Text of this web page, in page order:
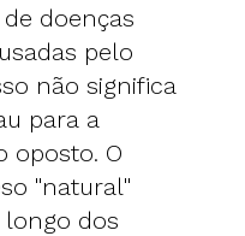
doenças
pelo
não significa
para a
oposto. O
"natural"
dos